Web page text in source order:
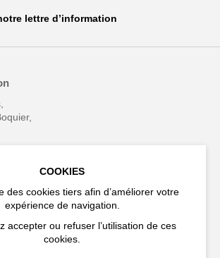
lettre d’information
FAQ
COOKIES
des cookies tiers afin d’améliorer votre
expérience de navigation.
accepter ou refuser l’utilisation de ces
cookies.